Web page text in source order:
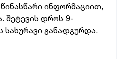
ინფორმაციით,
შეტევის დროს 9-
განადგურდა.